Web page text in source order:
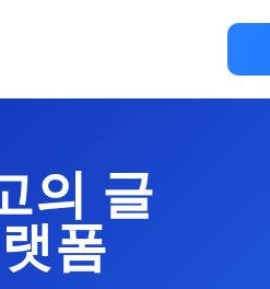
의 글
폼